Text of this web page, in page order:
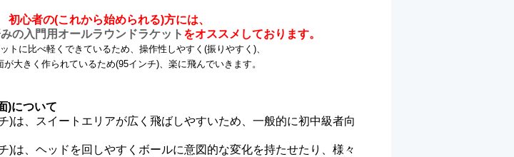
初心者の(これから始められる)方には、
の入門用オールラウンドラケット をオススメしております。
トに比べ軽くできているため、操作性しやすく(振りやすく)、
が大きく作られているため(95インチ)、 楽に飛んでいきます。
)について
)は、スイートエリアが広く飛ばしやすいため、一般的に初中級者向
)は、ヘッドを回しやすくボールに意図的な変化を持たせたり、様々